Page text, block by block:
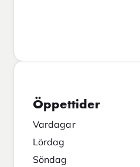
Öppettider
Vardagar
Lördag
Söndag